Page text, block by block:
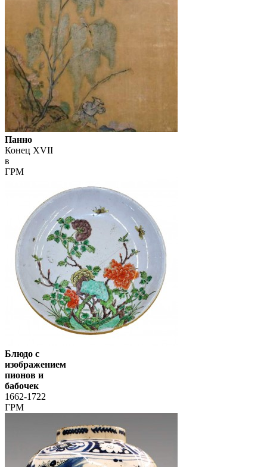
Панно
Конец XVII
в
ГРМ
Блюдо с
изображением
пионов и
бабочек
1662-1722
ГРМ